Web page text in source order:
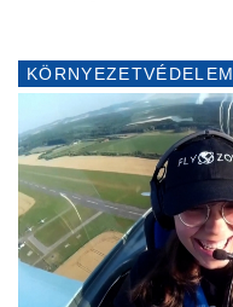
KÖRNYEZETVÉDELEM